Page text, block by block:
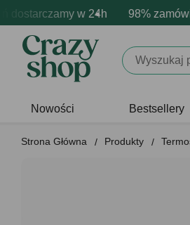
w 24h 98%
personalizacja produktów
emocje - zawsze udane
Nowości Bestsellery
Strona Główna Produkty